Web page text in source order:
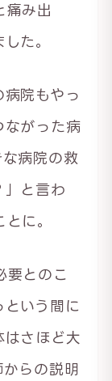
痛み出
た。
院もやっ
ながった病
病院の救
」と言わ
に。
要とのこ
という間に
はさほど大
らの説明